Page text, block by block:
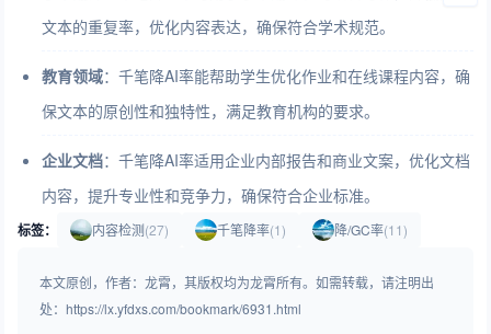
文本的重复率，优化内容表达，确保符合学术规范。
教育领域：千笔降AI率能帮助学生优化作业和在线课程内容，确
保文本的原创性和独特性，满足教育机构的要求。
企业文档：千笔降AI率适用企业内部报告和商业文案，优化文档
内容，提升专业性和竞争力，确保符合企业标准。
标签： 内容检测(27) 千笔降率(1) 降/GC率(11)
本文原创，作者：龙霄，其版权均为龙霄所有。如需转载，请注明出
处：https://lx.yfdxs.com/bookmark/6931.html